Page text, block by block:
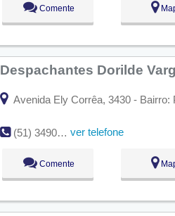
Comente
Despachantes Dorilde
Avenida Ely Corrêa, 3430 -
(51) 3490-4373 ver telefone
Comente